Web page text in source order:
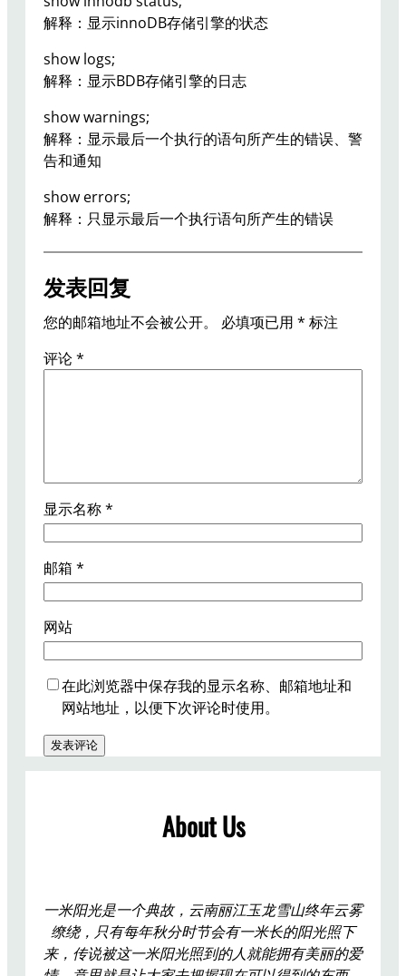
解释：显示innoDB存储引擎的状态
show logs;
解释：显示BDB存储引擎的日志
show warnings;
解释：显示最后一个执行的语句所产生的错误、警
告和通知
show errors;
解释：只显示最后一个执行语句所产生的错误
发表回复
您的邮箱地址不会被公开。 必填项已用 * 标注
评论*
显示名称*
邮箱 *
网站
在此浏览器中保存我的显示名称、邮箱地址和
网站地址，以便下次评论时使用。
About Us
一米阳光是一个典故，云南丽江玉龙雪山终年云雾
缭绕，只有每年秋分时节会有一米长的阳光照下
来，传说被这一米阳光照到的人就能拥有美丽的爱